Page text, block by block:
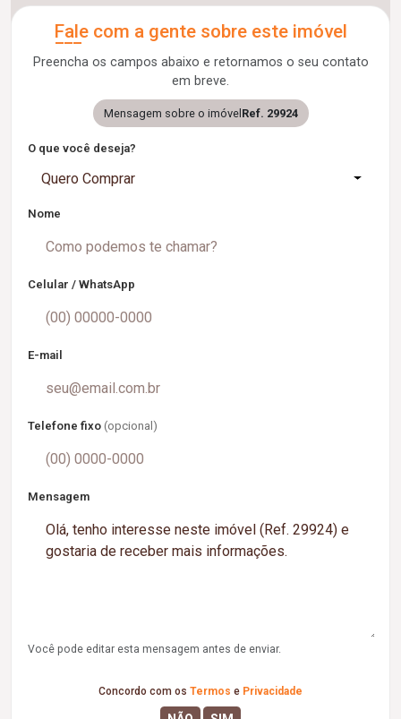
Fale com a gente sobre este imóvel
Preencha os campos abaixo e retornamos o seu contato
em breve.
Mensagem sobre o imóvelRef. 29924
O que você deseja?
Quero Comprar
Nome
Celular / WhatsApp
E-mail
Telefone fixo (opcional)
Mensagem
Você pode editar esta mensagem antes de enviar.
Concordo com os Termos e Privacidade